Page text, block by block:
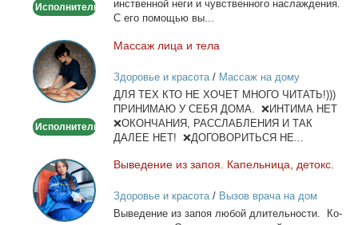
Исполнитель
ин­ствен­ной неги и чув­ствен­но­го на­сла­жде­ния.
С его по­мо­щью вы...
Массаж
лица
и
тела
Исполнитель
Мас­саж ли­ца и те­ла
Здоровье и красота/ Массаж на дому
ДЛЯ ТЕХ КТО НЕ ХОЧЕТ МНОГО ЧИТАТЬ!)))
ПРИНИМАЮ У СЕБЯ ДОМА. ❌ИНТИМА НЕТ
❌ОКОНЧАНИЯ, РАССЛАБЛЕНИЯ И ТАК
ДАЛЕЕ НЕТ! ❌ДОГОВОРИТЬСЯ НЕ...
Выведение
из
запоя.
Капельница,
Вы­ве­де­ние из за­поя. Ка­пель­ни­ца, де­токс.
Здоровье и красота/ Вызов врача на дом
Вы­ве­де­ние из за­поя лю­бой дли­тель­но­сти. Ко­